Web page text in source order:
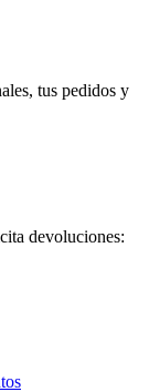
tus pedidos y
devoluciones: